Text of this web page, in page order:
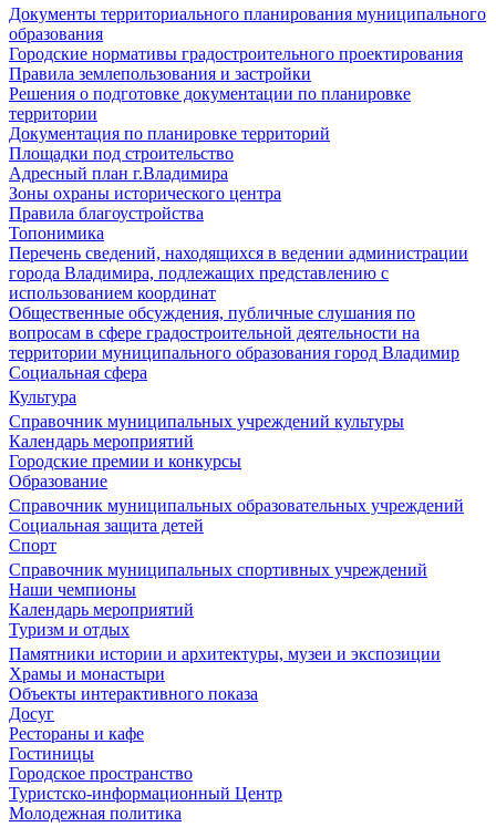
Документы территориального планирования муниципального
образования
Городские нормативы градостроительного проектирования
Правила землепользования и застройки
Решения о подготовке документации по планировке
территории
Документация по планировке территорий
Площадки под строительство
Адресный план г.Владимира
Зоны охраны исторического центра
Правила благоустройства
Топонимика
Перечень сведений, находящихся в ведении администрации
города Владимира, подлежащих представлению с
использованием координат
Общественные обсуждения, публичные слушания по
вопросам в сфере градостроительной деятельности на
территории муниципального образования город Владимир
Социальная сфера
Культура
Справочник муниципальных учреждений культуры
Календарь мероприятий
Городские премии и конкурсы
Образование
Справочник муниципальных образовательных учреждений
Социальная защита детей
Спорт
Справочник муниципальных спортивных учреждений
Наши чемпионы
Календарь мероприятий
Туризм и отдых
Памятники истории и архитектуры, музеи и экспозиции
Храмы и монастыри
Объекты интерактивного показа
Досуг
Рестораны и кафе
Гостиницы
Городское пространство
Туристско-информационный Центр
Молодежная политика